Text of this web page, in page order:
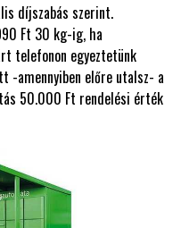
díjszabás szerint.
Ft 30 kg-ig, ha
telefonon egyeztetünk
-amennyiben előre utalsz- a
50.000 Ft rendelési érték